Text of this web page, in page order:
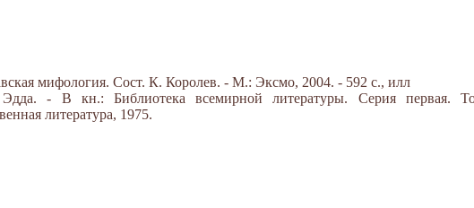
мифология. Сост. К. Королев. - М.: Эксмо, 2004. - 592 с., илл
Эдда. - В кн.: Библиотека всемирной литературы. Серия
литература, 1975.